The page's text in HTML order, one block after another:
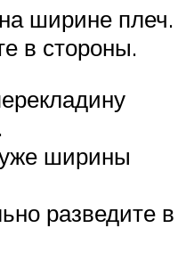
ширине плеч.
в стороны.
уже ширины
разведите в